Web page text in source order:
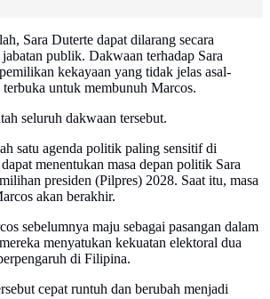
Sara Duterte dapat dilarang secara
publik. Dakwaan terhadap Sara
kekayaan yang tidak jelas asal-
untuk membunuh Marcos.
seluruh dakwaan tersebut.
satu agenda politik paling sensitif di
menentukan masa depan politik Sara
presiden (Pilpres) 2028. Saat itu, masa
akan berakhir.
sebelumnya maju sebagai pasangan dalam
menyatukan kekuatan elektoral dua
di Filipina.
cepat runtuh dan berubah menjadi